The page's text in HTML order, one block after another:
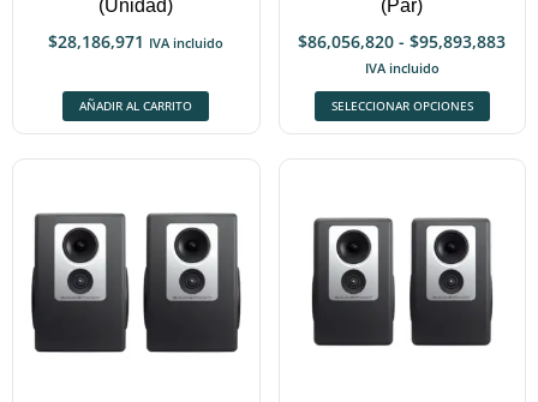
(Unidad)
$28,186,971 IVA incluido
AÑADIR AL CARRITO
(Par)
$86,056,820 - $95,893,883
IVA incluido
SELECCIONAR OPCIONES